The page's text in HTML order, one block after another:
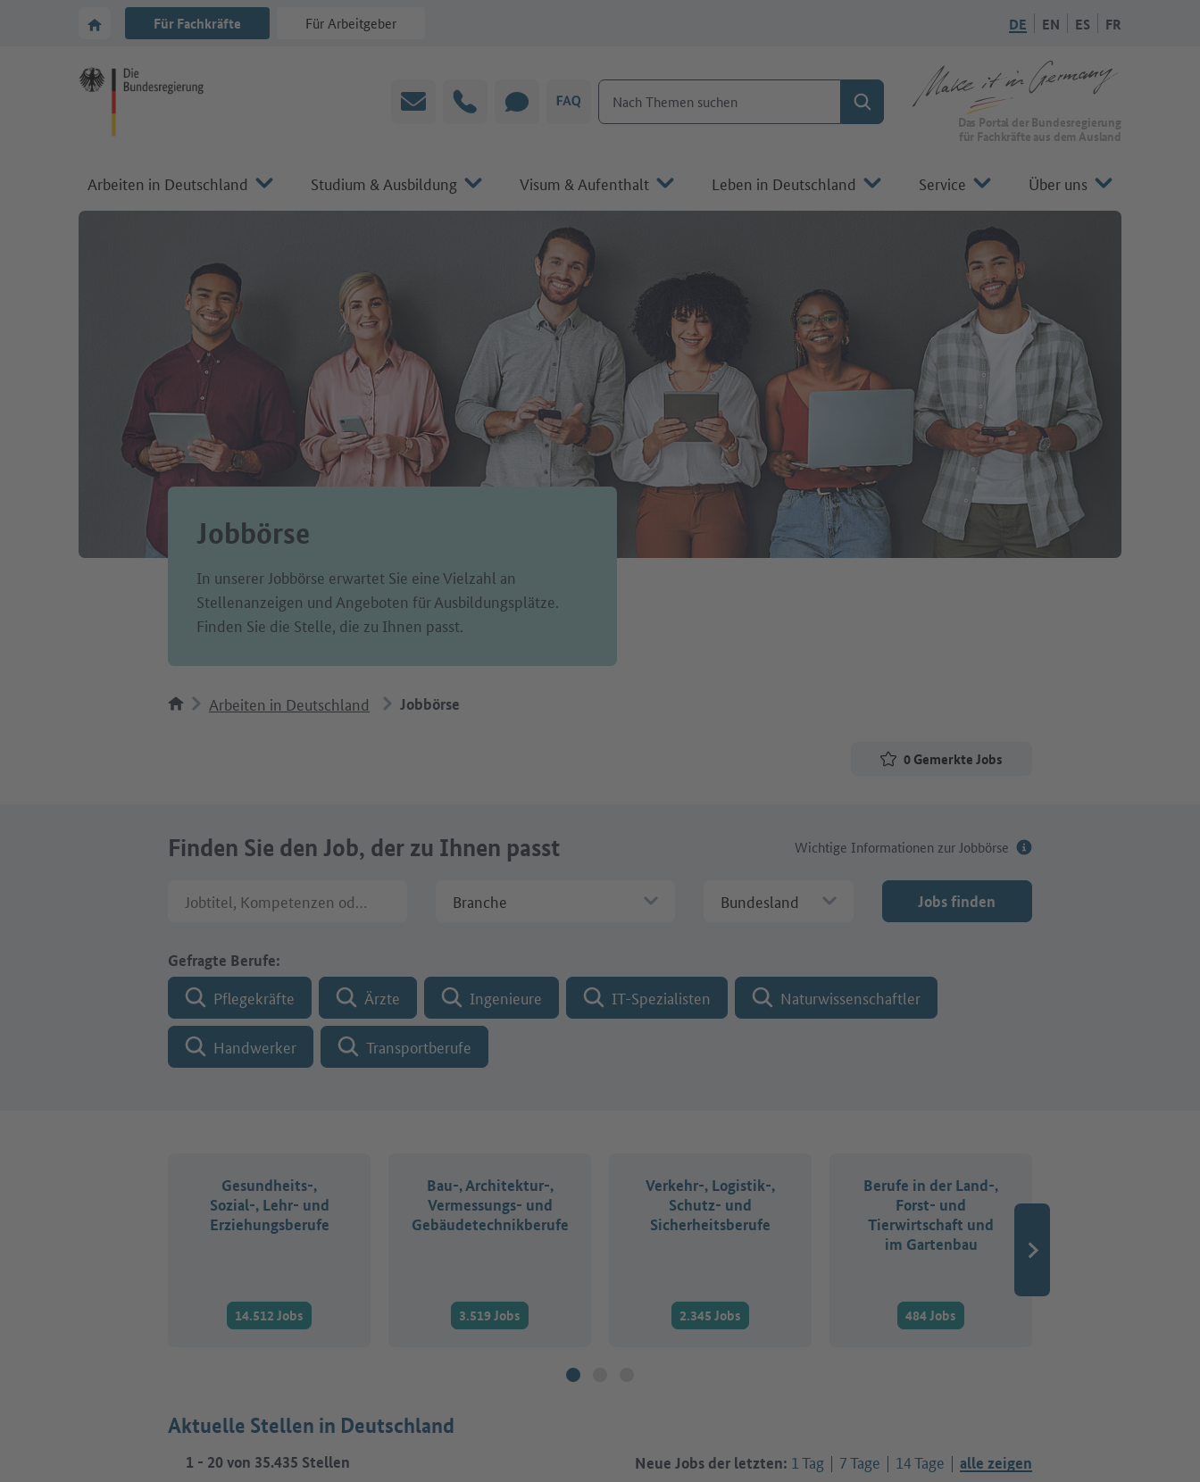
Zur Startseite von Make it in Germany
Für Fachkräfte Für Arbeitgeber DE EN ES FR
E-Mail HotlineCHAT FAQ
Nach Themen suchen
Suchen Zur Startseite von Make it in Germany
Das Portal der Bundesregierung
für Fachkräfte aus dem Ausland
Arbeiten in Deutschland Studium & Ausbildung Visum & Aufenthalt Leben in Deutschland Service Über uns
Jobbörse
In unserer Jobbörse erwartet Sie eine Vielzahl an
Stellenanzeigen und Angeboten für Ausbildungsplätze.
Finden Sie die Stelle, die zu Ihnen passt.
Arbeiten in Deutschland Jobbörse
0Gemerkte Jobs
Finden Sie den Job, der zu Ihnen passt
Branche Bundesland Jobs finden
Wichtige Informationen zur Jobbörse
Gefragte Berufe:
Pflegekräfte Ärzte Ingenieure IT-Spezialisten Naturwissenschaftler
Handwerker Transportberufe
Gesundheits-,
Sozial-, Lehr- und
Erziehungsberufe
14.512 Jobs
Bau-, Architektur-,
Vermessungs- und
Gebäudetechnikberufe
3.519 Jobs
Verkehr-, Logistik-,
Schutz- und
Sicherheitsberufe
2.345 Jobs
Berufe in der Land-,
Forst- und
Tierwirtschaft und
im Gartenbau
484 Jobs
Aktuelle Stellen in Deutschland
1 - 20von 35.435 Stellen Neue Jobs der letzten: 1 Tag 7 Tage 14 Tage alle zeigen